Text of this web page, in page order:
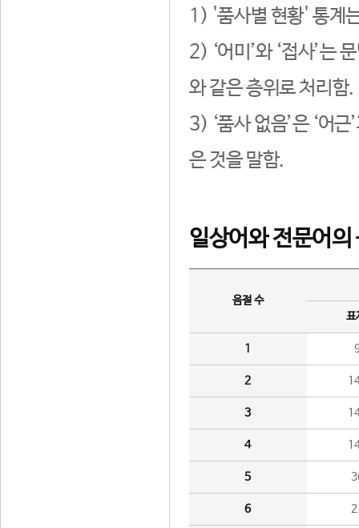
1) '품사별 현황' 통계
2) ‘어미’와 ‘접사’는
와 같은 층위로 처리함.
3) ‘품사 없음’은 ‘어
은 것을 말함.
일상어와 전문어의
음절 수
표
1
2
3
4
5
6